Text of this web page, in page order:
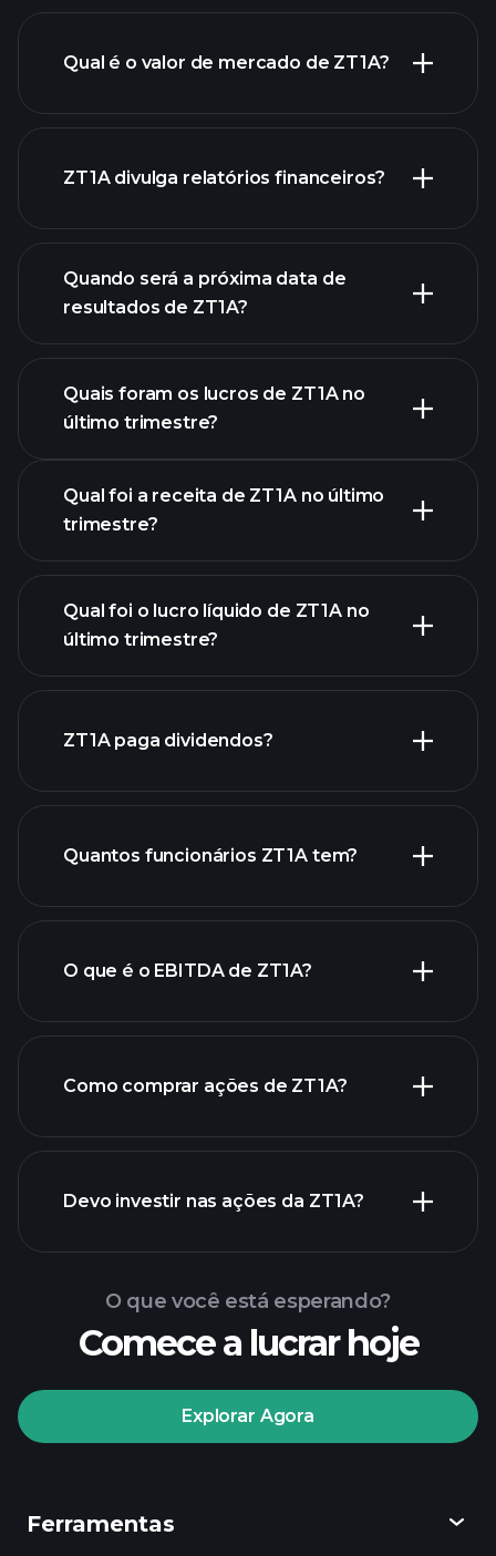
de ZT1A.
Qual é o valor de mercado de ZT1A?
lista de ações
ZT1A divulga relatórios financeiros?
finanças
de ZT1A
Quando será a próxima data de
resultados de ZT1A?
Quais foram os lucros de ZT1A no
último trimestre?
lucros
de ZT1A
Qual foi a receita de ZT1A no último
trimestre?
relatórios financeiros de
Qual foi o lucro líquido de ZT1A no
último trimestre?
ZT1A
ZT1A paga dividendos?
ações de alto dividendo
Quantos funcionários ZT1A tem?
O que é o EBITDA de ZT1A?
Como comprar ações de ZT1A?
torneios Playtrade
corretor recomendado
Devo investir nas ações da ZT1A?
O que você está esperando?
Comece a lucrar hoje
Explorar Agora
Ferramentas